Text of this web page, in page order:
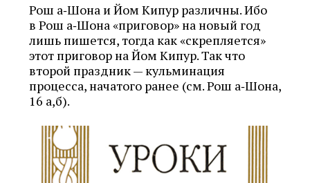
Рош а‑Шона и Йом Кипур различны. Ибо
в Рош а‑Шона «приговор» на новый год
лишь пишется, тогда как «скрепляется»
этот приговор на Йом Кипур. Так что
второй праздник — кульминация
процесса, начатого ранее (см. Рош а‑Шона,
16 a,б).